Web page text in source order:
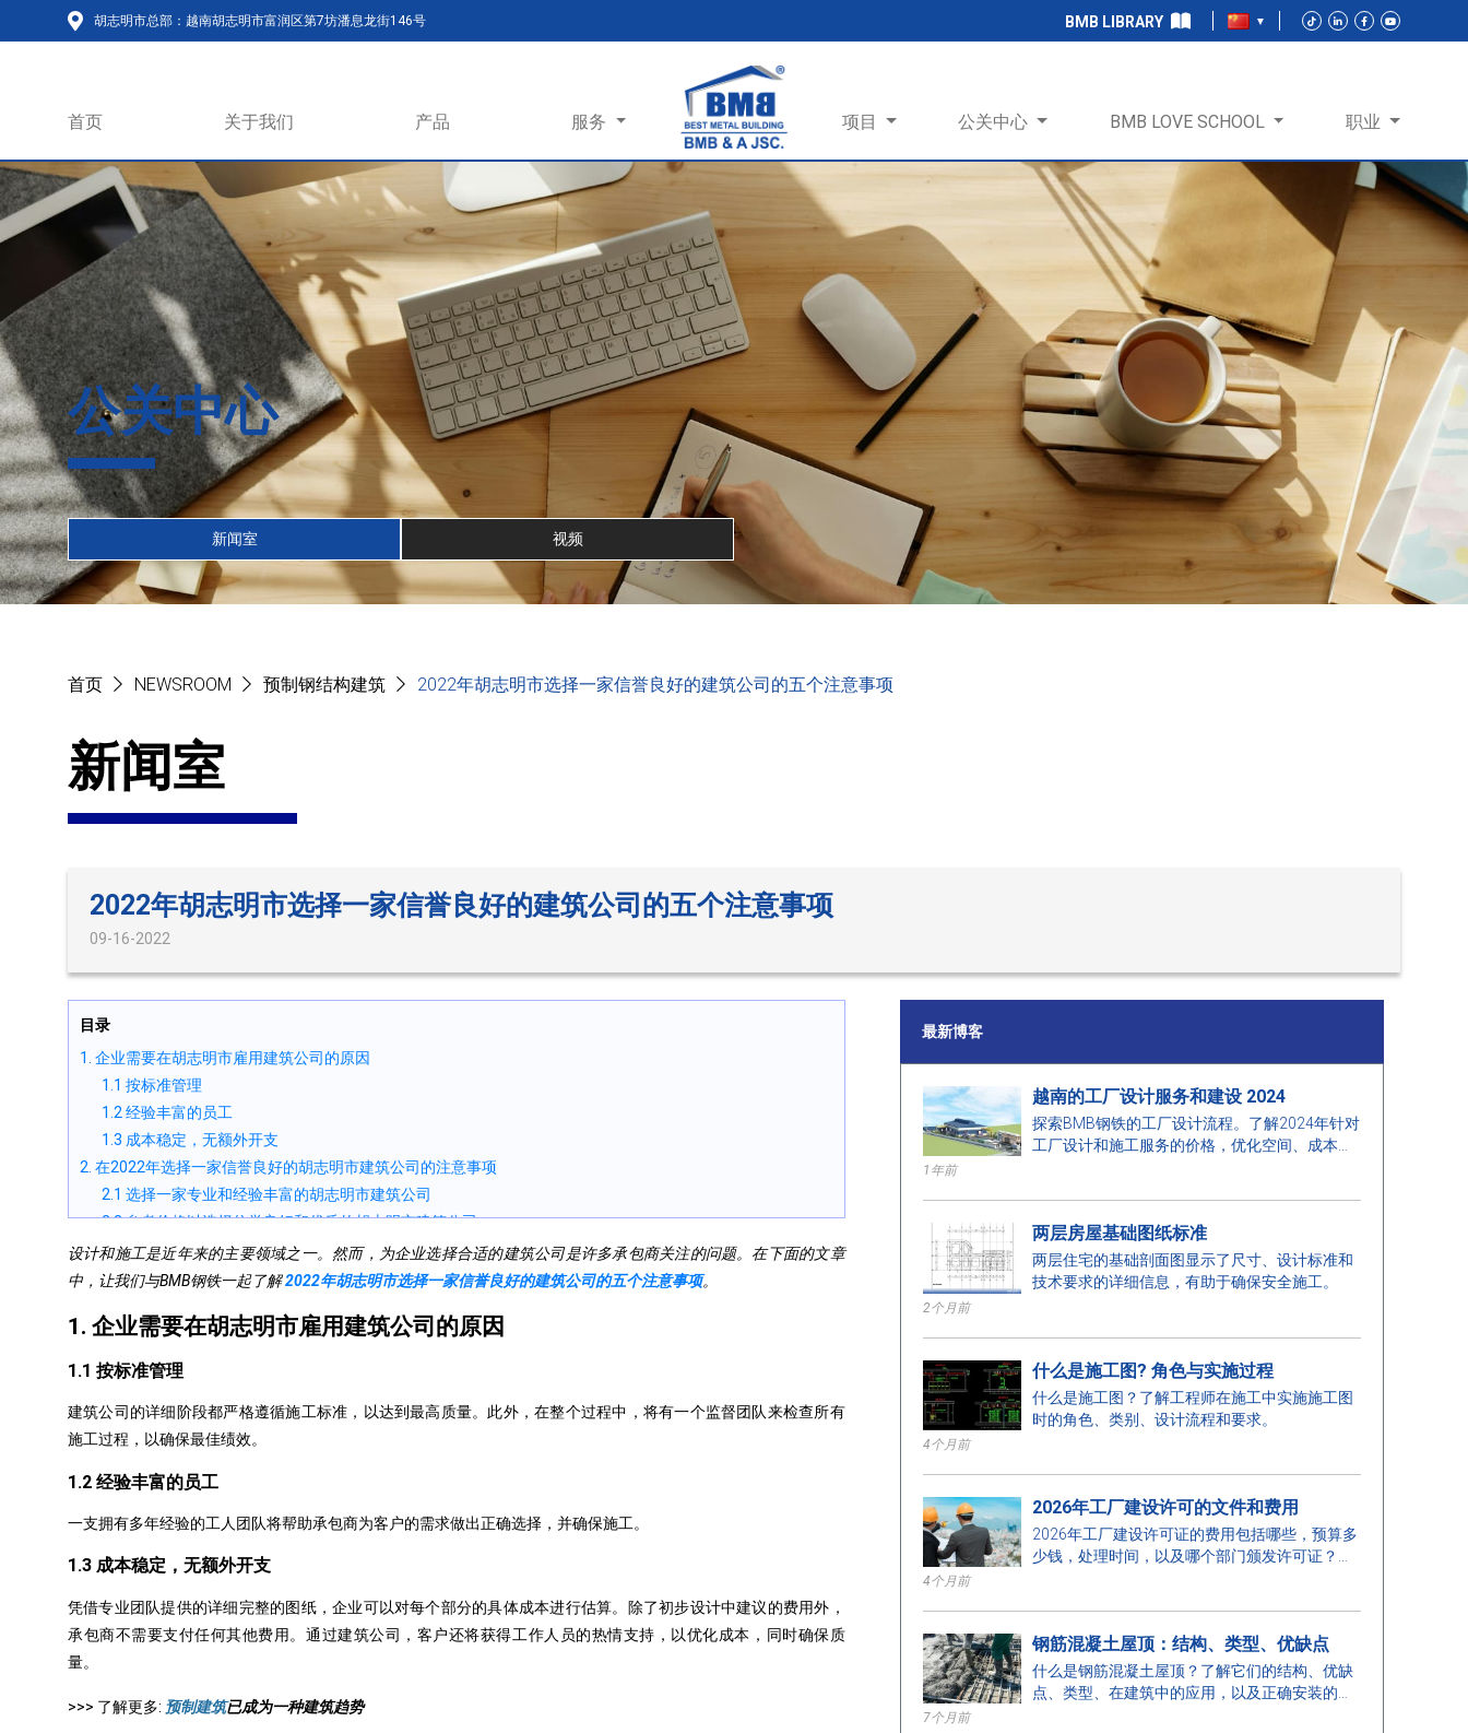
胡志明市总部：越南胡志明市富润区第7坊潘息龙街146号 BMB LIBRARY
首页 关于我们 产品 服务 项目 公关中心 BMB LOVE SCHOOL 职业
公关中心
新闻室 视频
首页 NEWSROOM 预制钢结构建筑 2022年胡志明市选择一家信誉良好的建筑公司的五个注意事项
新闻室
2022年胡志明市选择一家信誉良好的建筑公司的五个注意事项
09-16-2022
目录
1. 企业需要在胡志明市雇用建筑公司的原因
1.1 按标准管理
1.2 经验丰富的员工
1.3 成本稳定，无额外开支
2. 在2022年选择一家信誉良好的胡志明市建筑公司的注意事项
2.1 选择一家专业和经验丰富的胡志明市建筑公司
2.2 参考价格以选择信誉良好和优质的胡志明市建筑公司
2.3 注意关于低报价的建筑公司
2.4 避免施工中出现的风险
设计和施工是近年来的主要领域之一。然而，为企业选择合适的建筑公司是许多承包商关注的问题。在下面的文章
中，让我们与BMB钢铁一起了解2022年胡志明市选择一家信誉良好的建筑公司的五个注意事项。
1. 企业需要在胡志明市雇用建筑公司的原因
1.1 按标准管理
建筑公司的详细阶段都严格遵循施工标准，以达到最高质量。此外，在整个过程中，将有一个监督团队来检查所有
施工过程，以确保最佳绩效。
1.2 经验丰富的员工
一支拥有多年经验的工人团队将帮助承包商为客户的需求做出正确选择，并确保施工。
1.3 成本稳定，无额外开支
凭借专业团队提供的详细完整的图纸，企业可以对每个部分的具体成本进行估算。除了初步设计中建议的费用外，
承包商不需要支付任何其他费用。通过建筑公司，客户还将获得工作人员的热情支持，以优化成本，同时确保质
量。
>>> 了解更多: 预制建筑已成为一种建筑趋势
最新博客
1年前
越南的工厂设计服务和建设 2024
探索BMB钢铁的工厂设计流程。了解2024年针对
工厂设计和施工服务的价格，优化空间、成本，
2个月前
两层房屋基础图纸标准
两层住宅的基础剖面图显示了尺寸、设计标准和
技术要求的详细信息，有助于确保安全施工。
4个月前
什么是施工图? 角色与实施过程
什么是施工图？了解工程师在施工中实施施工图
时的角色、类别、设计流程和要求。
4个月前
2026年工厂建设许可的文件和费用
2026年工厂建设许可证的费用包括哪些，预算多
少钱，处理时间，以及哪个部门颁发许可证？在
7个月前
钢筋混凝土屋顶：结构、类型、优缺点
什么是钢筋混凝土屋顶？了解它们的结构、优缺
点、类型、在建筑中的应用，以及正确安装的关